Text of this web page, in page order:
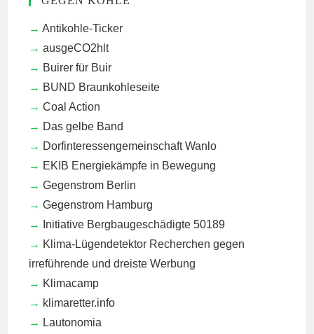
Antikohle-Ticker
ausgeCO2hlt
Buirer für Buir
BUND Braunkohleseite
Coal Action
Das gelbe Band
Dorfinteressengemeinschaft Wanlo
EKIB Energiekämpfe in Bewegung
Gegenstrom Berlin
Gegenstrom Hamburg
Initiative Bergbaugeschädigte 50189
Klima-Lügendetektor Recherchen gegen
irreführende und dreiste Werbung
Klimacamp
klimaretter.info
Lautonomia